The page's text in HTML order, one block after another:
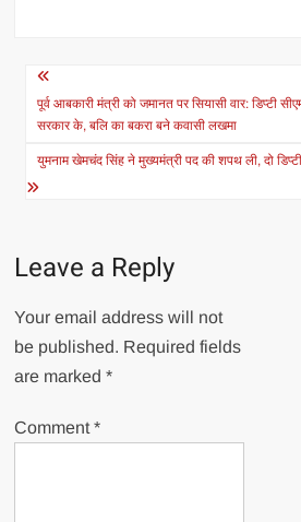
Post
navigation
पूर्व आबकारी मंत्री को जमानत पर सियासी वार: डिप्टी
सरकार के, बलि का बकरा बने कवासी लखमा
युमनाम खेमचंद सिंह ने मुख्यमंत्री पद की शपथ ली, दो
Leave a Reply
Your email address will not
be published. Required fields
are marked*
Comment*